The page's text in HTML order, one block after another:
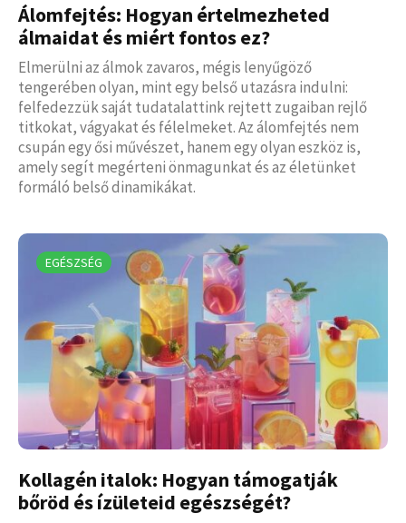
Álomfejtés: Hogyan értelmezheted
álmaidat és miért fontos ez?
Elmerülni az álmok zavaros, mégis lenyűgöző
tengerében olyan, mint egy belső utazásra indulni:
felfedezzük saját tudatalattink rejtett zugaiban rejlő
titkokat, vágyakat és félelmeket. Az álomfejtés nem
csupán egy ősi művészet, hanem egy olyan eszköz is,
amely segít megérteni önmagunkat és az életünket
formáló belső dinamikákat.
EGÉSZSÉG
Kollagén italok: Hogyan támogatják
bőröd és ízületeid egészségét?